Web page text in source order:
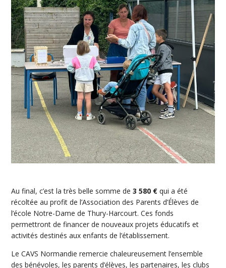
Au final, c’est la très belle somme de3 580 € qui a été
récoltée au profit de l’Association des Parents d’Élèves de
l’école Notre-Dame de Thury-Harcourt. Ces fonds
permettront de financer de nouveaux projets éducatifs et
activités destinés aux enfants de l’établissement.
Le CAVS Normandie remercie chaleureusement l’ensemble
des bénévoles, les parents d’élèves, les partenaires, les clubs